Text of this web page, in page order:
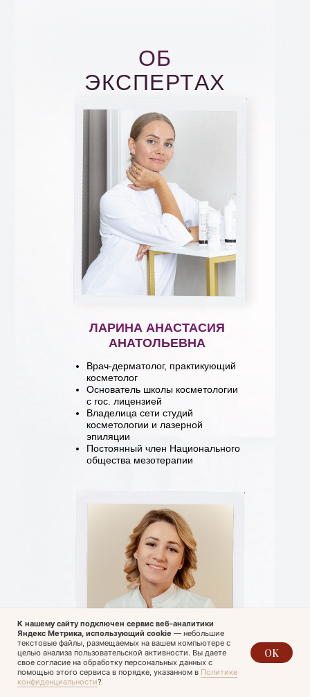
ЛАРИНА АНАСТАСИЯ
АНАТОЛЬЕВНА
Врач-дерматолог, практикующий
косметолог
Основатель школы косметологии
с гос. лицензией
Владелица сети студий
косметологии и лазерной
эпиляции
Постоянный член Национального
общества мезотерапии
ОБ
ЭКСПЕРТАХ
К нашему сайту подключен сервис веб-аналитики
Яндекс Метрика, использующий cookie — небольшие
текстовые файлы, размещаемых на вашем компьютере с
целью анализа пользовательской активности. Вы даете
свое согласие на обработку персональных данных с
помощью этого сервиса в порядке, указанном в Политике
конфиденциальности?
OK